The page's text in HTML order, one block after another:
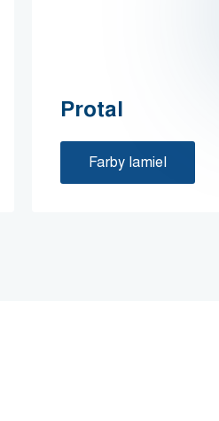
Protal
Farby lamiel